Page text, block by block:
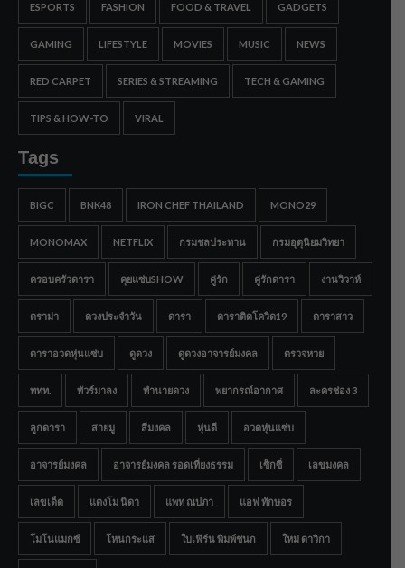
ESPORTS FASHION FOOD & TRAVEL GADGETS
GAMING LIFESTYLE MOVIES MUSIC NEWS
RED CARPET SERIES & STREAMING TECH & GAMING
TIPS & HOW-TO VIRAL
Tags
BIGC BNK48 IRON CHEF THAILAND MONO29
MONOMAX NETFLIX กรมชลประทาน กรมอุตุนิยมวิทยา
ครอบครัวดารา คุยแซ่บSHOW คู่รัก คู่รักดารา งานวิวาห์
ดราม่า ดวงประจำวัน ดารา ดาราติดโควิด19 ดาราสาว
ดาราอวดหุ่นแซ่บ ดูดวง ดูดวงอาจารย์มงคล ตรวจหวย
ททท. ทัวร์มาลง ทำนายดวง พยากรณ์อากาศ ละครช่อง 3
ลูกดารา สายมู สีมงคล หุ่นดี อวดหุ่นแซ่บ
อาจารย์มงคล อาจารย์มงคล รอดเที่ยงธรรม เซ็กซี่ เลขมงคล
เลขเด็ด แตงโม นิดา แพท ณปภา แอฟ ทักษอร
โมโนแมกซ์ โหนกระแส ใบเฟิร์น พิมพ์ชนก ใหม่ ดาวิกา